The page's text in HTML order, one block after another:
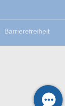
Barrierefreiheit